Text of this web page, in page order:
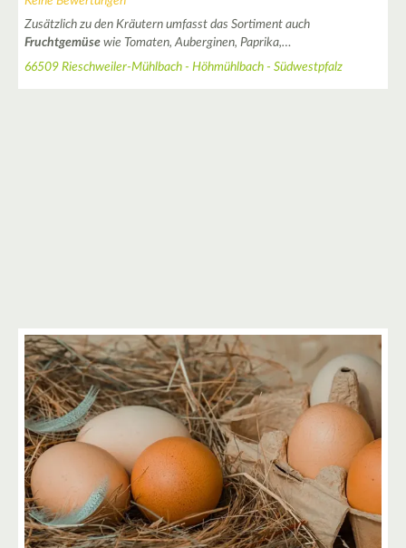
Zusätzlich zu den Kräutern umfasst das Sortiment auch
Fruchtgemüse wie Tomaten, Auberginen, Paprika,…
66509 Rieschweiler-Mühlbach - Höhmühlbach - Südwestpfalz
2
6
2
2
5
5